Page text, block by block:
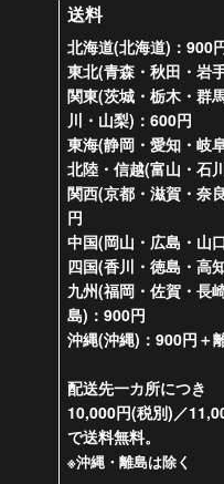
送料
北海道(北海道)：900
東北(青森・秋田・岩
関東(茨城・栃木・群
川・山梨)：600円
東海(静岡・愛知・岐
北陸・信越(富山・石
関西(京都・滋賀・奈
円
中国(岡山・広島・山
四国(香川・徳島・高
九州(福岡・佐賀・
島)：900円
沖縄(沖縄)：900円＋
配送先一カ所につき
10,000円(税別)／
で送料無料。
※沖縄・離島は除く